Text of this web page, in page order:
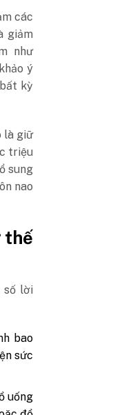
các
giảm
như
ý
kỳ
là giữ
triệu
sung
nao
thế
số lời
bao
sức
uống